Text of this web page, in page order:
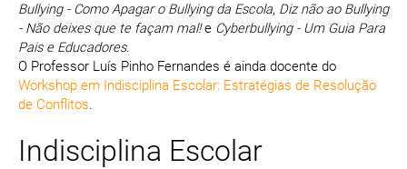
Bullying - Como Apagar o Bullying da Escola, Diz não ao Bullying
- Não deixes que te façam mal!e Cyberbullying - Um Guia Para
Pais e Educadores.
O Professor Luís Pinho Fernandes é ainda docente do
Workshop em Indisciplina Escolar: Estratégias de Resolução
de Conflitos.
Indisciplina Escolar